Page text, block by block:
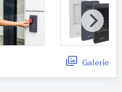
Galerie